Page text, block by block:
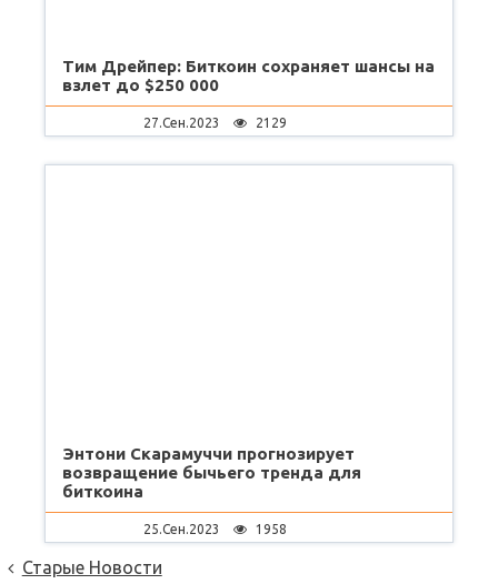
Тим Дрейпер: Биткоин сохраняет шансы на
взлет до $250 000
27.Сен.2023 2129
Энтони Скарамуччи прогнозирует
возвращение бычьего тренда для
биткоина
25.Сен.2023 1958
Старые Новости